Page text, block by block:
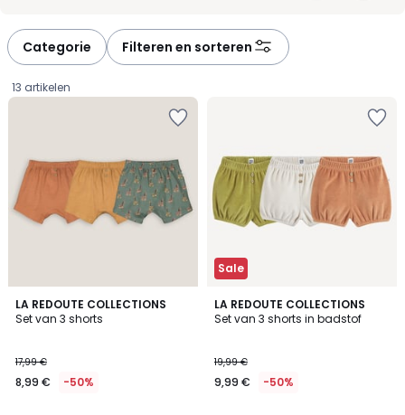
Categorie Filteren en sorteren
13 artikelen
LA REDOUTE COLLECTIONS
Set van 3 shorts
€
In
17,99 €
8,99 € -50%
5
/
Sale
LA REDOUTE COLLECTIONS
Set van 3 shorts in badstof
19,99 €
9,99 € -50%